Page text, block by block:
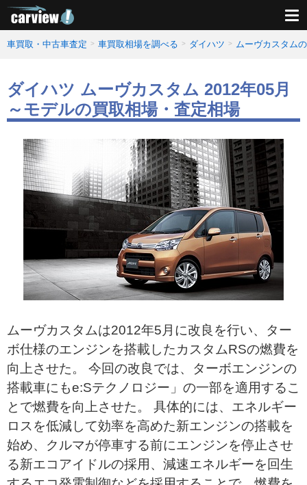
車買取・中古車査定 車買取相場を調べる ダイハツ ムーヴカスタム
ダイハツ ムーヴカスタム 2012年05月
～モデルの買取相場・査定相場
ムーヴカスタムは2012年5月に改良を行い、ター
ボ仕様のエンジンを搭載したカスタムRSの燃費を
向上させた。 今回の改良では、ターボエンジンの
搭載車にもe:Sテクノロジー」の一部を適用するこ
とで燃費を向上させた。 具体的には、エネルギー
ロスを低減して効率を高めた新エンジンの搭載を
始め、クルマが停車する前にエンジンを停止させ
る新エコアイドルの採用、減速エネルギーを回生